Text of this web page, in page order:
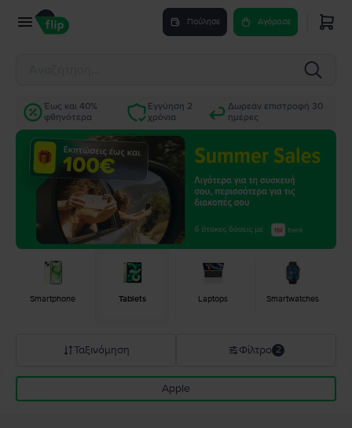
Πούλησε Αγόρασε
Έως και 40%
φθηνότερα
Εγγύηση 2
χρόνια
Δωρεάν επιστροφή 30
ημέρες
Smartphone Tablets Laptops Smartwatches
Ταξινόμηση Φίλτρο 2
Apple